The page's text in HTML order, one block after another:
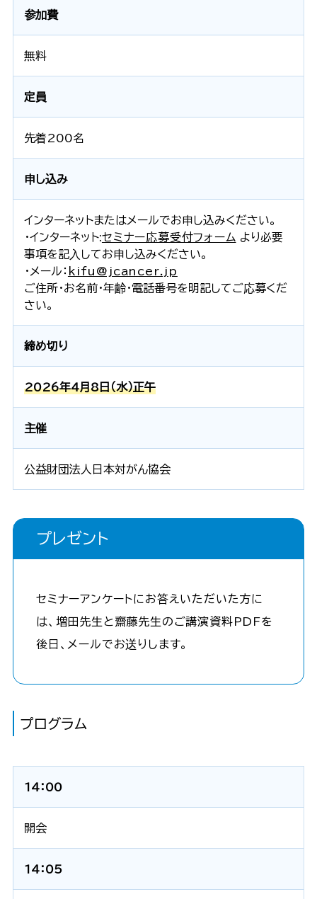
参加費
無料
定員
先着200名
申し込み
インターネットまたはメールでお申し込みください。
・インターネット:セミナー応募受付フォーム より必要
事項を記⼊してお申し込みください。
・メール： kifu@jcancer.jp
ご住所・お名前・年齢・電話番号を明記してご応募くだ
さい。
締め切り
2026年4月8日（水）正午
主催
公益財団法人日本対がん協会
プレゼント
セミナーアンケートにお答えいただいた方に
は、増田先生と齋藤先生のご講演資料PDFを
後日、メールでお送りします。
プログラム
14：00
開会
14：05